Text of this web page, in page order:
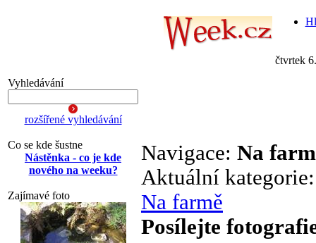
čtvrtek
Vyhledávání
rozšířené vyhledávání
Co se kde šustne
Nástěnka - co je kde
nového na weeku?
Zajímavé foto
Navigace: Na
Aktuální
Na farmě
Posílejte